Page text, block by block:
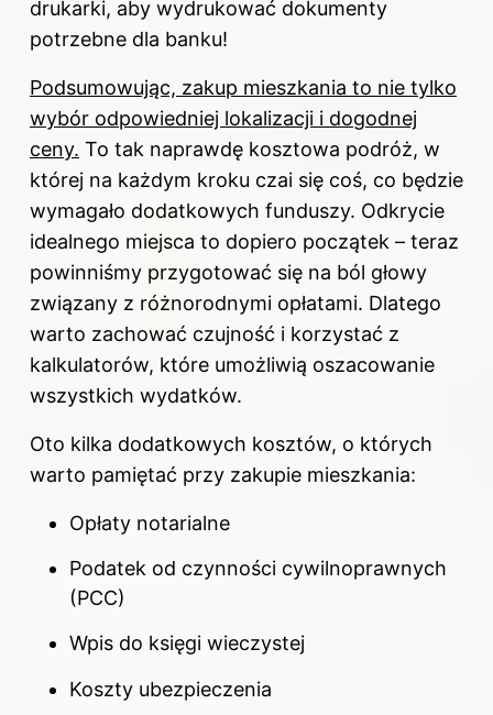
drukarki, aby wydrukować dokumenty
potrzebne dla banku!
Podsumowując, zakup mieszkania to nie tylko
wybór odpowiedniej lokalizacji i dogodnej
ceny. To tak naprawdę kosztowa podróż, w
której na każdym kroku czai się coś, co będzie
wymagało dodatkowych funduszy. Odkrycie
idealnego miejsca to dopiero początek – teraz
powinniśmy przygotować się na ból głowy
związany z różnorodnymi opłatami. Dlatego
warto zachować czujność i korzystać z
kalkulatorów, które umożliwią oszacowanie
wszystkich wydatków.
Oto kilka dodatkowych kosztów, o których
warto pamiętać przy zakupie mieszkania:
Opłaty notarialne
Podatek od czynności cywilnoprawnych
(PCC)
Wpis do księgi wieczystej
Koszty ubezpieczenia